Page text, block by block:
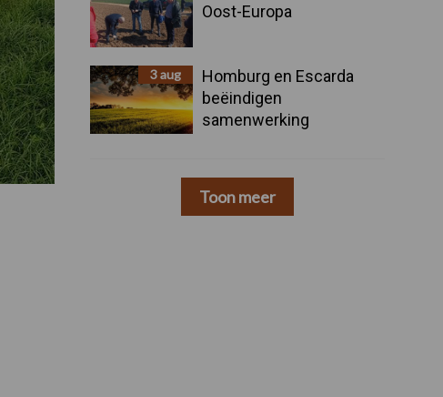
Oost-Europa
3 aug
Homburg en Escarda
beëindigen
samenwerking
Toon meer